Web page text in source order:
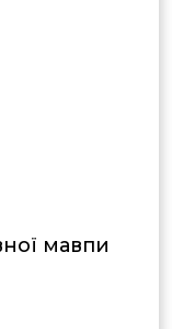
мавпи